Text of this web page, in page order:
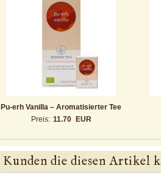
Pu-erh Vanilla – Aromatisierter Tee
Preis: 11.70 EUR
Kunden die diesen Artikel